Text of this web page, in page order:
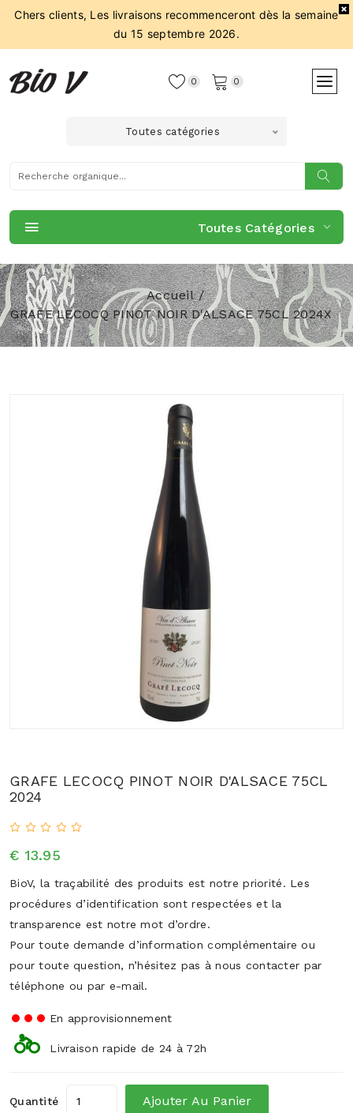
Chers clients, Les livraisons recommenceront dès la semaine
du 15 septembre 2026.
0 0
Toutes catégories
Toutes Catégories
Accueil
GRAFE LECOCQ PINOT NOIR D'ALSACE 75CL 2024X
GRAFE LECOCQ PINOT NOIR D'ALSACE 75CL
2024
€ 13.95
BioV, la traçabilité des produits est notre priorité. Les
procédures d’identification sont respectées et la
transparence est notre mot d’ordre.
Pour toute demande d’information complémentaire ou
pour toute question, n’hésitez pas à nous contacter par
téléphone ou par e-mail.
En approvisionnement
Livraison rapide de 24 à 72h
Quantité Ajouter Au Panier